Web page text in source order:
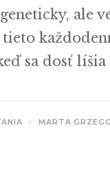
ale
tieto
sa dosť
MARTA